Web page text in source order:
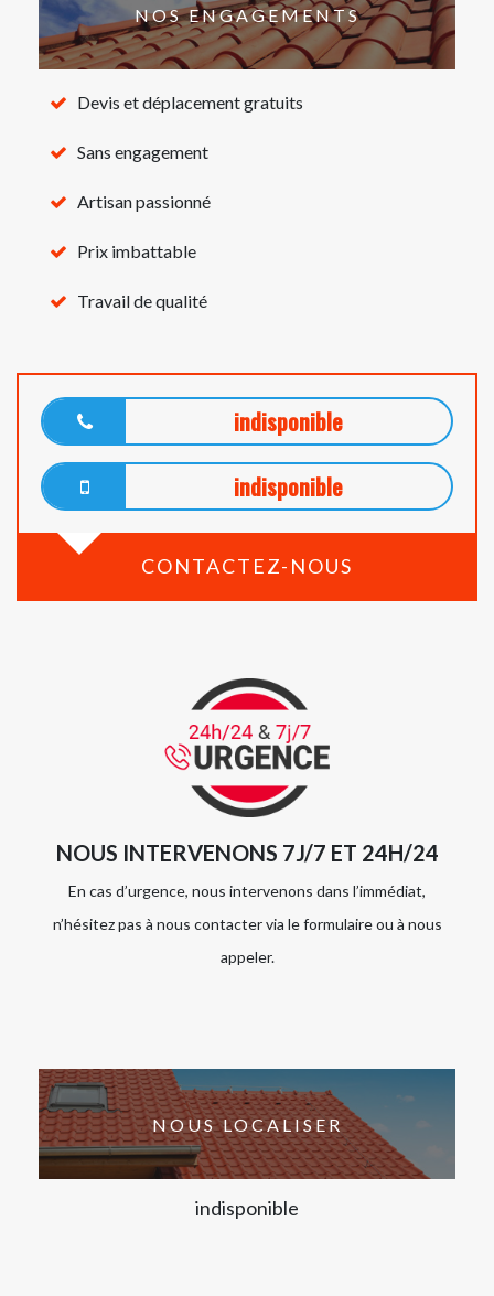
NOS ENGAGEMENTS
Devis et déplacement gratuits
Sans engagement
Artisan passionné
Prix imbattable
Travail de qualité
indisponible
indisponible
CONTACTEZ-NOUS
NOUS INTERVENONS 7J/7 ET 24H/24
En cas d’urgence, nous intervenons dans l’immédiat,
n’hésitez pas à nous contacter via le formulaire ou à nous
appeler.
NOUS LOCALISER
indisponible